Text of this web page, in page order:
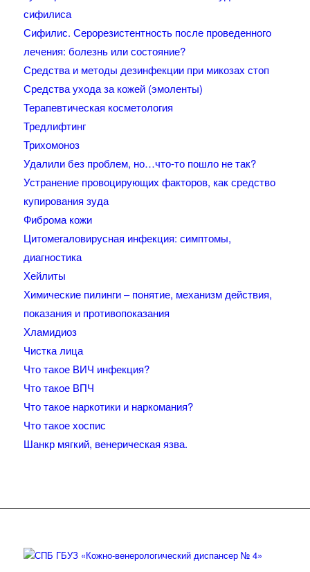
сифилиса
Сифилис. Серорезистентность после проведенного
лечения: болезнь или состояние?
Средства и методы дезинфекции при микозах стоп
Средства ухода за кожей (эмоленты)
Терапевтическая косметология
Тредлифтинг
Трихомоноз
Удалили без проблем, но…что-то пошло не так?
Устранение провоцирующих факторов, как средство
купирования зуда
Фиброма кожи
Цитомегаловирусная инфекция: симптомы,
диагностика
Хейлиты
Химические пилинги – понятие, механизм действия,
показания и противопоказания
Хламидиоз
Чистка лица
Что такое ВИЧ инфекция?
Что такое ВПЧ
Что такое наркотики и наркомания?
Что такое хоспис
Шанкр мягкий, венерическая язва.